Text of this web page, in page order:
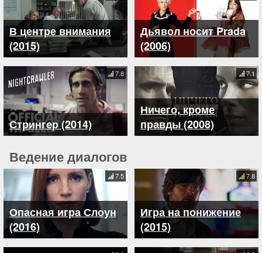
В центре внимания
(2015)
Дьявол носит Prada
(2006)
Стрингер (2014)
7.8
Ничего, кроме
правды (2008)
7.1
Ведение диалогов
Опасная игра Слоун
(2016)
7.5
Игра на понижение
(2015)
7.8